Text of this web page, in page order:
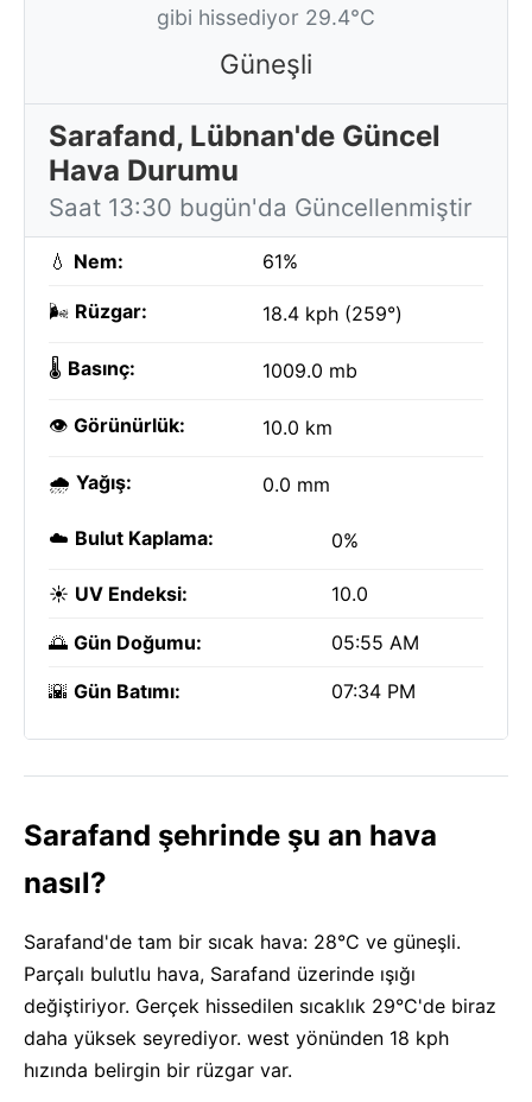
gibi hissediyor 29.4°C
Güneşli
Sarafand, Lübnan'de Güncel
Hava Durumu
Saat 13:30 bugün'da Güncellenmiştir
💧 Nem: 61%
🌬️ Rüzgar: 18.4 kph (259°)
🌡️ Basınç: 1009.0 mb
👁️ Görünürlük: 10.0 km
🌧️ Yağış: 0.0 mm
☁️ Bulut Kaplama: 0%
☀️ UV Endeksi: 10.0
🌅 Gün Doğumu: 05:55 AM
🌇 Gün Batımı: 07:34 PM
Sarafand şehrinde şu an hava
nasıl?
Sarafand'de tam bir sıcak hava: 28°C ve güneşli.
Parçalı bulutlu hava, Sarafand üzerinde ışığı
değiştiriyor. Gerçek hissedilen sıcaklık 29°C'de biraz
daha yüksek seyrediyor. west yönünden 18 kph
hızında belirgin bir rüzgar var.